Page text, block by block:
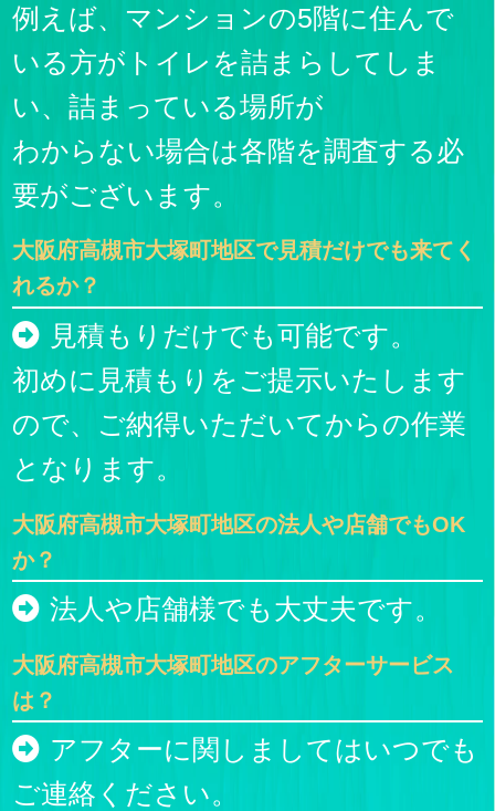
例えば、マンションの5階に住んで
いる方がトイレを詰まらしてしま
い、詰まっている場所が
わからない場合は各階を調査する必
要がございます。
大阪府高槻市大塚町地区で見積だけでも来てく
れるか？
見積もりだけでも可能です。
初めに見積もりをご提示いたします
ので、ご納得いただいてからの作業
となります。
大阪府高槻市大塚町地区の法人や店舗でもOK
か？
法人や店舗様でも大丈夫です。
大阪府高槻市大塚町地区のアフターサービス
は？
アフターに関しましてはいつでも
ご連絡ください。